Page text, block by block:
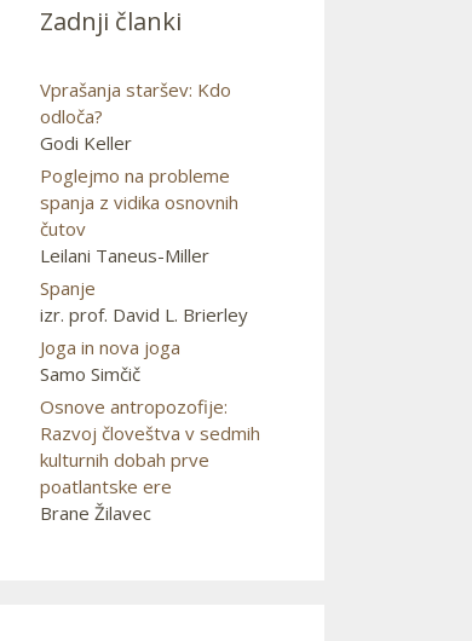
Zadnji članki
Vprašanja staršev: Kdo
odloča?
Godi Keller
Poglejmo na probleme
spanja z vidika osnovnih
čutov
Leilani Taneus-Miller
Spanje
izr. prof. David L. Brierley
Joga in nova joga
Samo Simčič
Osnove antropozofije:
Razvoj človeštva v sedmih
kulturnih dobah prve
poatlantske ere
Brane Žilavec